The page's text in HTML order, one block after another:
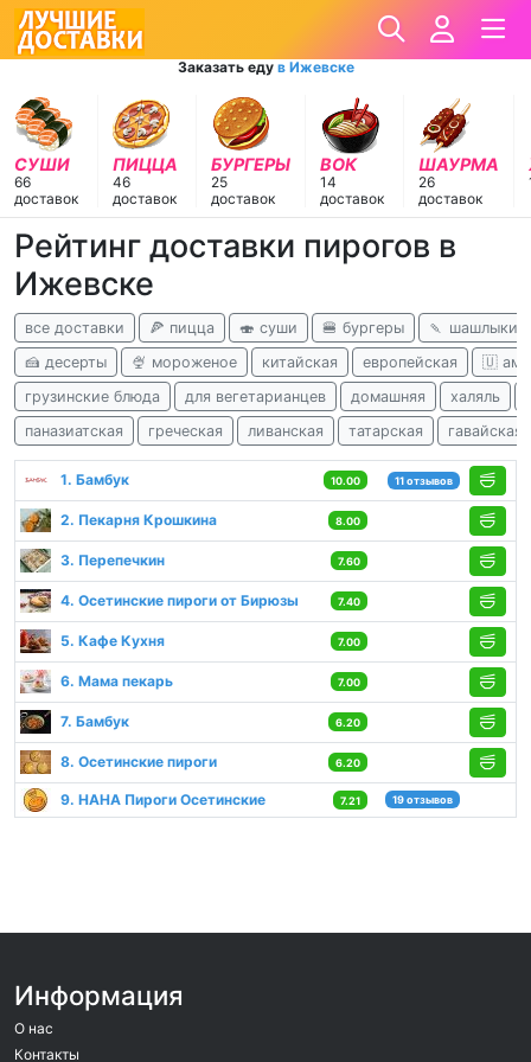
Заказать еду в Ижевске
СУШИ
66
доставок
ПИЦЦА
46
доставок
БУРГЕРЫ
25
доставок
ВОК
14
доставок
ШАУРМА
26
доставок
Рейтинг доставки пирогов в
Ижевске
все доставки 🍕 пицца 🍣 суши 🍔 бургеры
🍡 шашлыки
🍰 десерты
🍨 мороженое китайская европейская
🇺
грузинские блюда
для вегетарианцев домашняя халяль
паназиатская
греческая ливанская татарская гавайская
1. Бамбук 10.00 11 отзывов
2. Пекарня Крошкина 8.00
3. Перепечкин 7.60
4. Осетинские пироги от Бирюзы 7.40
5. Кафе Кухня 7.00
6. Мама пекарь 7.00
7. Бамбук 6.20
8. Осетинские пироги 6.20
9. НАНА Пироги Осетинские 7.21 19 отзывов
Информация
О нас
Контакты